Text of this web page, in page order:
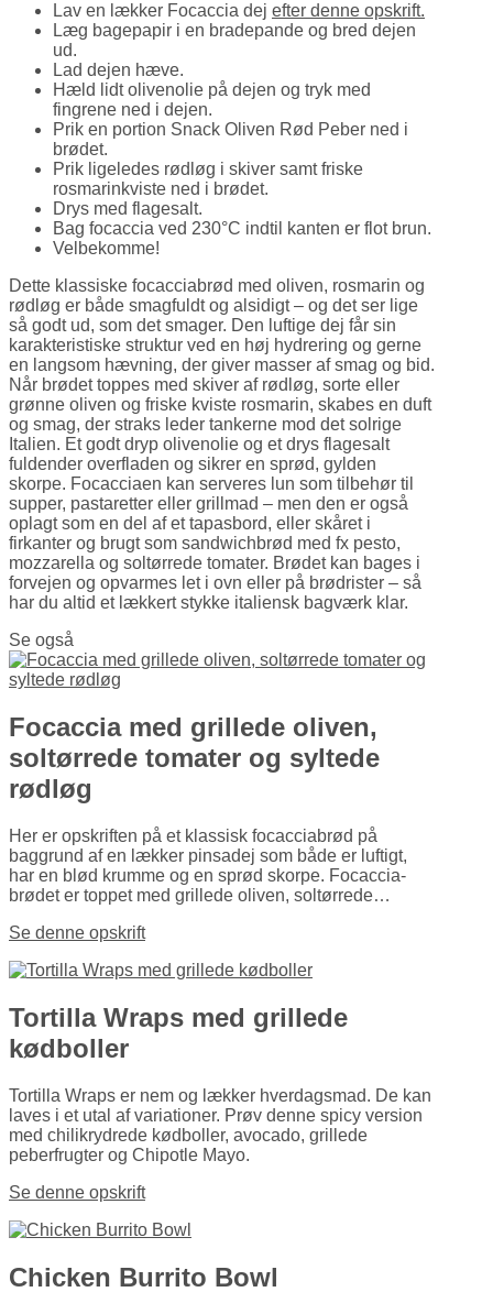
Lav en lækker Focaccia dej efter denne opskrift.
Læg bagepapir i en bradepande og bred dejen
ud.
Lad dejen hæve.
Hæld lidt olivenolie på dejen og tryk med
fingrene ned i dejen.
Prik en portion Snack Oliven Rød Peber ned i
brødet.
Prik ligeledes rødløg i skiver samt friske
rosmarinkviste ned i brødet.
Drys med flagesalt.
Bag focaccia ved 230°C indtil kanten er flot brun.
Velbekomme!
Dette klassiske focacciabrød med oliven, rosmarin og
rødløg er både smagfuldt og alsidigt – og det ser lige
så godt ud, som det smager. Den luftige dej får sin
karakteristiske struktur ved en høj hydrering og gerne
en langsom hævning, der giver masser af smag og bid.
Når brødet toppes med skiver af rødløg, sorte eller
grønne oliven og friske kviste rosmarin, skabes en duft
og smag, der straks leder tankerne mod det solrige
Italien. Et godt dryp olivenolie og et drys flagesalt
fuldender overfladen og sikrer en sprød, gylden
skorpe. Focacciaen kan serveres lun som tilbehør til
supper, pastaretter eller grillmad – men den er også
oplagt som en del af et tapasbord, eller skåret i
firkanter og brugt som sandwichbrød med fx pesto,
mozzarella og soltørrede tomater. Brødet kan bages i
forvejen og opvarmes let i ovn eller på brødrister – så
har du altid et lækkert stykke italiensk bagværk klar.
Se også
Focaccia med grillede oliven,
soltørrede tomater og syltede
rødløg
Her er opskriften på et klassisk focaccia­brød på
baggrund af en lækker pinsadej som både er luftigt,
har en blød krumme og en sprød skorpe. Focaccia­
brødet er toppet med grillede oliven, soltørrede…
Se denne opskrift
Tortilla Wraps med grillede
kødboller
Tortilla Wraps er nem og lækker hverdagsmad. De kan
laves i et utal af variationer. Prøv denne spicy version
med chilikrydrede kødboller, avocado, grillede
peberfrugter og Chipotle Mayo.
Se denne opskrift
Chicken Burrito Bowl